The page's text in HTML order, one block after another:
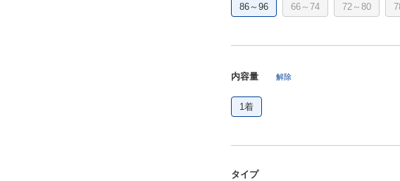
86～96 66～74 72～80
内容量 解除
1着
タイプ